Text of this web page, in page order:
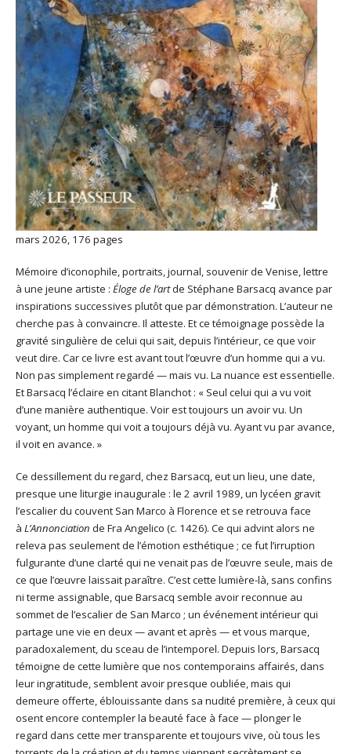
mars 2026, 176 pages
Mémoire d’iconophile, portraits, journal, souvenir de Venise, lettre
à une jeune artiste : Éloge de l’artde Stéphane Barsacq avance par
inspirations successives plutôt que par démonstration. L’auteur ne
cherche pas à convaincre. Il atteste. Et ce témoignage possède la
gravité singulière de celui qui sait, depuis l’intérieur, ce que voir
veut dire. Car ce livre est avant tout l’œuvre d’un homme qui a vu.
Non pas simplement regardé — mais vu. La nuance est essentielle.
Et Barsacq l’éclaire en citant Blanchot : « Seul celui qui a vu voit
d’une manière authentique. Voir est toujours un avoir vu. Un
voyant, un homme qui voit a toujours déjà vu. Ayant vu par avance,
il voit en avance. »
Ce dessillement du regard, chez Barsacq, eut un lieu, une date,
presque une liturgie inaugurale : le 2 avril 1989, un lycéen gravit
l’escalier du couvent San Marco à Florence et se retrouva face
à L’Annonciation de Fra Angelico (c. 1426). Ce qui advint alors ne
releva pas seulement de l’émotion esthétique ; ce fut l’irruption
fulgurante d’une clarté qui ne venait pas de l’œuvre seule, mais de
ce que l’œuvre laissait paraître. C’est cette lumière-là, sans confins
ni terme assignable, que Barsacq semble avoir reconnue au
sommet de l’escalier de San Marco ; un événement intérieur qui
partage une vie en deux — avant et après — et vous marque,
paradoxalement, du sceau de l’intemporel. Depuis lors, Barsacq
témoigne de cette lumière que nos contemporains affairés, dans
leur ingratitude, semblent avoir presque oubliée, mais qui
demeure offerte, éblouissante dans sa nudité première, à ceux qui
osent encore contempler la beauté face à face — plonger le
regard dans cette mer transparente et toujours vive, où tous les